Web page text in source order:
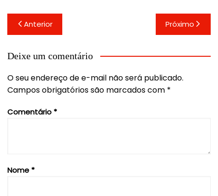
Navegação
de
Post
Anterior Próximo
Deixe um comentário
O seu endereço de e-mail não será publicado.
Campos obrigatórios são marcados com *
Comentário *
Nome *